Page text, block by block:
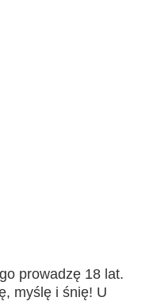
prowadzę 18 lat.
myślę i śnię! U